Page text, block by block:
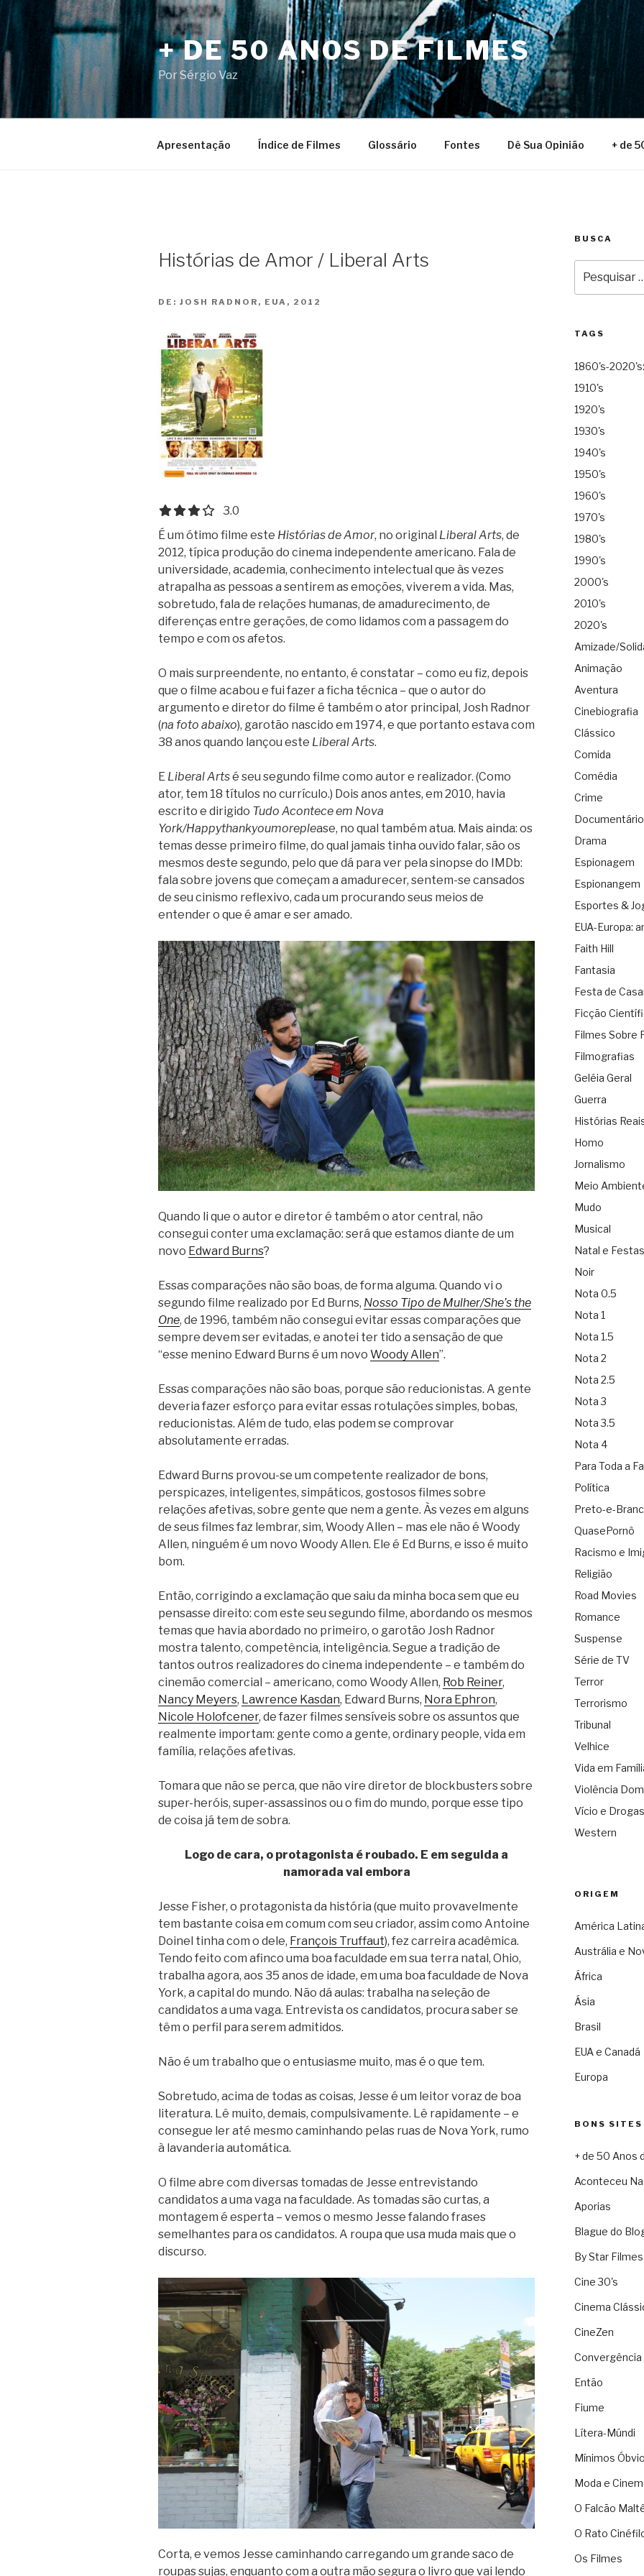
para
o
conteúdo
+ DE 50 ANOS DE FILMES
Por Sérgio Vaz
Apresentação Índice de Filmes Glossário Fontes Dê Sua Opinião + de
Histórias de Amor / Liberal Arts
DE: JOSH RADNOR, EUA, 2012
3.0 out of 5.0 stars
3.0
É um ótimo filme este Histórias de Amor, no original Liberal Arts, de
2012, típica produção do cinema independente americano. Fala de
universidade, academia, conhecimento intelectual que às vezes
atrapalha as pessoas a sentirem as emoções, viverem a vida. Mas,
sobretudo, fala de relações humanas, de amadurecimento, de
diferenças entre gerações, de como lidamos com a passagem do
tempo e com os afetos.
O mais surpreendente, no entanto, é constatar – como eu fiz, depois
que o filme acabou e fui fazer a ficha técnica – que o autor do
argumento e diretor do filme é também o ator principal, Josh Radnor
(na foto abaixo), garotão nascido em 1974, e que portanto estava com
38 anos quando lançou este Liberal Arts.
E Liberal Artsé seu segundo filme como autor e realizador. (Como
ator, tem 18 títulos no currículo.) Dois anos antes, em 2010, havia
escrito e dirigido Tudo Acontece em Nova
York/Happythankyoumoreplease, no qual também atua. Mais ainda: os
temas desse primeiro filme, do qual jamais tinha ouvido falar, são os
mesmos deste segundo, pelo que dá para ver pela sinopse do IMDb:
fala sobre jovens que começam a amadurecer, sentem-se cansados
de seu cinismo reflexivo, cada um procurando seus meios de
entender o que é amar e ser amado.
Quando li que o autor e diretor é também o ator central, não
consegui conter uma exclamação: será que estamos diante de um
novo Edward Burns?
Essas comparações não são boas, de forma alguma. Quando vi o
segundo filme realizado por Ed Burns, Nosso Tipo de Mulher/She’s the
One, de 1996, também não consegui evitar essas comparações que
sempre devem ser evitadas, e anotei ter tido a sensação de que
“esse menino Edward Burns é um novo Woody Allen”.
Essas comparações não são boas, porque são reducionistas. A gente
deveria fazer esforço para evitar essas rotulações simples, bobas,
reducionistas. Além de tudo, elas podem se comprovar
absolutamente erradas.
Edward Burns provou-se um competente realizador de bons,
perspicazes, inteligentes, simpáticos, gostosos filmes sobre
relações afetivas, sobre gente que nem a gente. Às vezes em alguns
de seus filmes faz lembrar, sim, Woody Allen – mas ele não é Woody
Allen, ninguém é um novo Woody Allen. Ele é Ed Burns, e isso é muito
bom.
Então, corrigindo a exclamação que saiu da minha boca sem que eu
pensasse direito: com este seu segundo filme, abordando os mesmos
temas que havia abordado no primeiro, o garotão Josh Radnor
mostra talento, competência, inteligência. Segue a tradição de
tantos outros realizadores do cinema independente – e também do
cinemão comercial – americano, como Woody Allen, Rob Reiner,
Nancy Meyers, Lawrence Kasdan, Edward Burns, Nora Ephron,
Nicole Holofcener, de fazer filmes sensíveis sobre os assuntos que
realmente importam: gente como a gente, ordinary people, vida em
família, relações afetivas.
Tomara que não se perca, que não vire diretor de blockbusters sobre
super-heróis, super-assassinos ou o fim do mundo, porque esse tipo
de coisa já tem de sobra.
Logo de cara, o protagonista é roubado. E em seguida a
namorada vai embora
Jesse Fisher, o protagonista da história (que muito provavelmente
tem bastante coisa em comum com seu criador, assim como Antoine
Doinel tinha com o dele, François Truffaut), fez carreira acadêmica.
Tendo feito com afinco uma boa faculdade em sua terra natal, Ohio,
trabalha agora, aos 35 anos de idade, em uma boa faculdade de Nova
York, a capital do mundo. Não dá aulas: trabalha na seleção de
candidatos a uma vaga. Entrevista os candidatos, procura saber se
têm o perfil para serem admitidos.
Não é um trabalho que o entusiasme muito, mas é o que tem.
Sobretudo, acima de todas as coisas, Jesse é um leitor voraz de boa
literatura. Lê muito, demais, compulsivamente. Lê rapidamente – e
consegue ler até mesmo caminhando pelas ruas de Nova York, rumo
à lavanderia automática.
O filme abre com diversas tomadas de Jesse entrevistando
candidatos a uma vaga na faculdade. As tomadas são curtas, a
montagem é esperta – vemos o mesmo Jesse falando frases
semelhantes para os candidatos. A roupa que usa muda mais que o
discurso.
Corta, e vemos Jesse caminhando carregando um grande saco de
roupas sujas, enquanto com a outra mão segura o livro que vai lendo
BUSCA
por:
TAGS
1860's-
1910's
1920's
1930's
1940's
1950's
1960's
1970's
1980's
1990's
2000's
2010's
2020's
Amizade/
Animação
Aventura
Cinebiografia
Clássico
Comida
Comédia
Crime
Documentário
Drama
Espionagem
Espionangem
Esportes &
EUA-Europa:
Faith Hill
Fantasia
Festa de
Ficção
Filmes Sobre
Filmografias
Geléia Geral
Guerra
Histórias
Homo
Jornalismo
Meio
Mudo
Musical
Natal e Festas
Noir
Nota 0.5
Nota 1
Nota 1.5
Nota 2
Nota 2.5
Nota 3
Nota 3.5
Nota 4
Para Toda a
Política
Preto-e-
QuasePornô
Racismo e
Religião
Road Movies
Romance
Suspense
Série de TV
Terror
Terrorismo
Tribunal
Velhice
Vida em
Violência
Vício e Drogas
Western
ORIGEM
América
Austrália e
África
Ásia
Brasil
EUA e Canadá
Europa
BONS SITES
+ de 50 Anos
Aconteceu
Aporias
Blague do
By Star Filmes
Cine 30's
Cinema
CineZen
Convergência
Então
Fiume
Lítera-Múndi
Mínimos
Moda e
O Falcão
O Rato
Os Filmes